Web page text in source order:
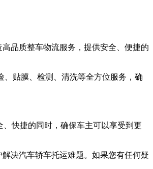
品质整车物流服务，提供安全、便捷的
贴膜、检测、清洗等全方位服务，确
快捷的同时，确保车主可以享受到更
决汽车轿车托运难题。如果您有任何疑